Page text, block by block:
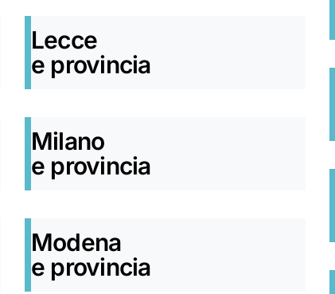
Lecce
e provincia
Milano
e provincia
Modena
e provincia